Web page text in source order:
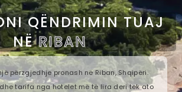
QËNDRIMIN TUAJ
NËRIBAN
përzgjedhje pronash në Riban, Shqipëri.
tarifa nga hotelet më të lira deri tek ato